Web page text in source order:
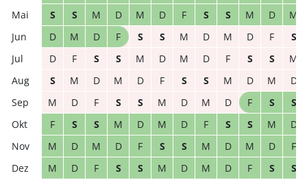
S
S M D M D F S S M D
M
D
M D F S S M D M D F
S
D
F S S M D M D F S S
M
S
M D M D F S S M D M
D
M
D F S S M D M D F S
S
F
S S M D M D F S S M
D
M
D M D F S S M D M D
F
M
D F S S M D M D F S S